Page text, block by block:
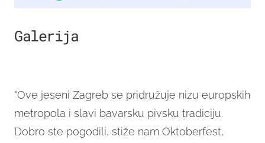
Galerija
"Ove jeseni Zagreb se pridružuje nizu europskih
metropola i slavi bavarsku pivsku tradiciju.
Dobro ste pogodili, stiže nam Oktoberfest,